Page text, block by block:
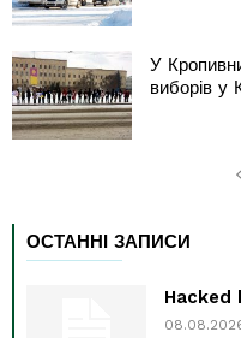
У
виборів
ОСТАННІ ЗАПИСИ
Hacked